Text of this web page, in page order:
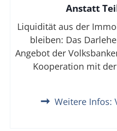
Anstatt
Liquidität aus der
bleiben: Das
Angebot der
Kooperation mit der
Weitere Infos: